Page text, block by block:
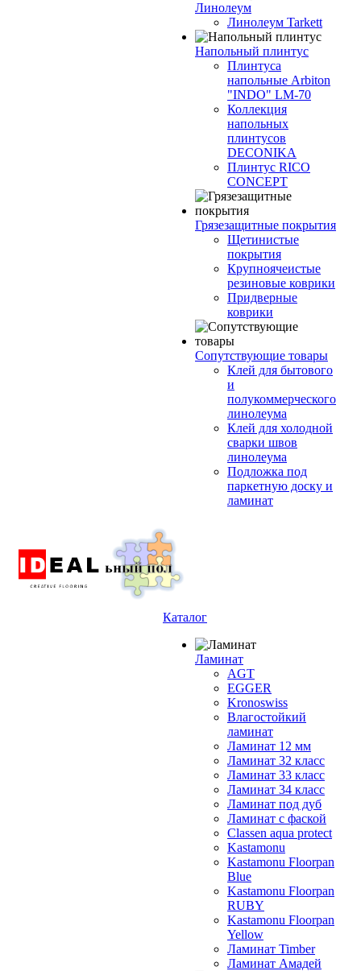
Линолеум
Линолеум Tarkett
Напольный плинтус
Плинтуса
напольные Arbiton
"INDO" LM-70
Коллекция
напольных
плинтусов
DECONIKA
Плинтус RICO
CONCEPT
Грязезащитные покрытия
Щетинистые
покрытия
Крупноячеистые
резиновые коврики
Придверные
коврики
Сопутствующие товары
Клей для бытового
и
полукоммерческого
линолеума
Клей для холодной
сварки швов
линолеума
Подложка под
паркетную доску и
ламинат
Каталог
Ламинат
AGT
EGGER
Kronoswiss
Влагостойкий
ламинат
Ламинат 12 мм
Ламинат 32 класс
Ламинат 33 класс
Ламинат 34 класс
Ламинат под дуб
Ламинат с фаской
Classen aqua protect
Kastamonu
Kastamonu Floorpan
Blue
Kastamonu Floorpan
RUBY
Kastamonu Floorpan
Yellow
Ламинат Timber
Ламинат Амадей